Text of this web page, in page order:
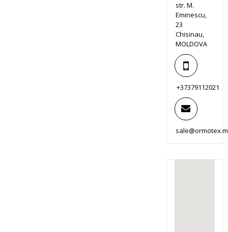
str. M.
Eminescu,
23
Chisinau,
MOLDOVA
+37379112021